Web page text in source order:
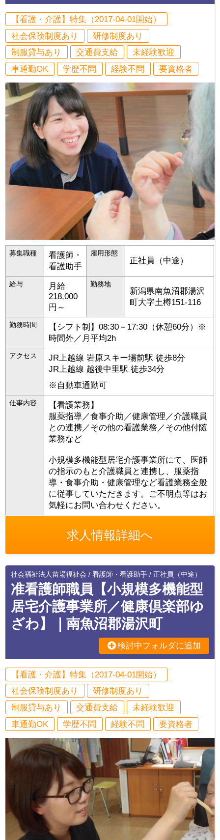
【看護・介護】特集（2017-04-01開始）
社会保険制度あり
研修制度あり
制服貸与あり
交通費支給
未経験歓迎
車通勤OK
学歴不問 経験不問 要資格者
募集職種
看護師・
看護助手
雇用形態
正社員（中途）
給与
月給
218,000
円～
勤務地
新潟県南魚沼郡湯沢
町大字土樽151-116
勤務時間
【シフト制】08:30－17:30（休憩60分）※
時間外／月平均2h
アクセス
JR上越線 岩原スキー場前駅 徒歩8分
JR上越線 越後中里駅 徒歩34分
※自動車通勤可
仕事内容
【看護業務】
服薬指導／食事介助／健康管理／介護職員
との連携／その他の看護業務／その他付随
業務など
小規模多機能型居宅介護事業所にて、医師
の指示のもと介護職員と連携し、服薬指
導・食事介助・健康管理など看護業務全般
に従事していただきます。ご不明点等はお
気軽にお問い合わせください。
求人情報詳細へ
社会福祉法人苗場福祉会 / 看護師・看護助手 / 正社員（中途）
准看護師職員【小規模多機能型
居宅介護事業所／健康倶楽部ゆ
ざわ】｜南魚沼郡湯沢町
検討中フォルダに追加
【看護・介護】特集（2017-04-01開始）
社会保険制度あり
研修制度あり
制服貸与あり
交通費支給
未経験歓迎
車通勤OK
学歴不問 経験不問 要資格者